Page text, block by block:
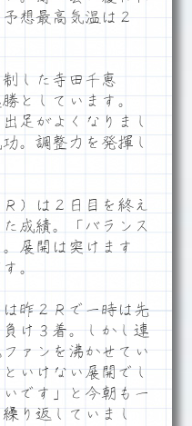
想最高気温は２
した寺田千恵
としています。
足がよくなりまし
。調整力を発揮し
）は２日目を終え
成績。「バランス
展開は突けます
。
昨２Ｒで一時は先
け３着。しかし連
ァンを沸かせてい
いけない展開でし
です」と今朝も一
り返していまし